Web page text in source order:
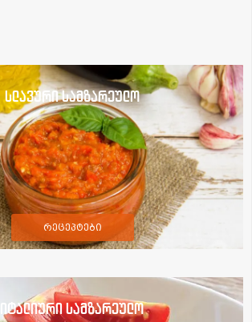
სლავური სამზარეულო
რეცეპტები
იტალიური სამზარეულო